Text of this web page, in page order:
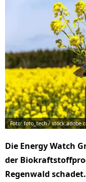
Foto: foto_tech /
Die Energy Watch
der
Regenwald